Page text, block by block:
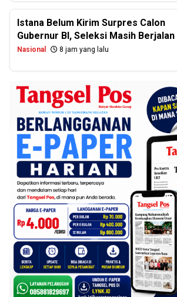
Istana Belum Kirim Surpres Calon
Gubernur BI, Seleksi Masih Berjalan
Nasional 8 jam yang lalu